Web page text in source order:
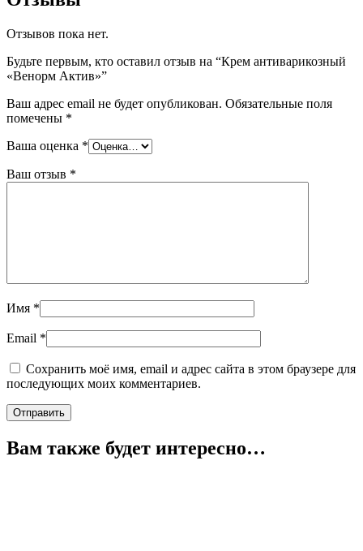
Отзывов пока нет.
Будьте первым, кто оставил отзыв на “Крем антиварикозный
«Венорм Актив»”
Ваш адрес email не будет опубликован. Обязательные поля
помечены *
Ваша оценка *
Ваш отзыв *
Имя *
Email *
Сохранить моё имя, email и адрес сайта в этом браузере для
последующих моих комментариев.
Вам также будет интересно…